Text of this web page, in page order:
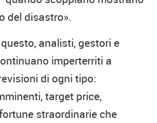
del disastro».
analisti, gestori e
imperterriti a
di ogni tipo:
target price,
straordinarie che